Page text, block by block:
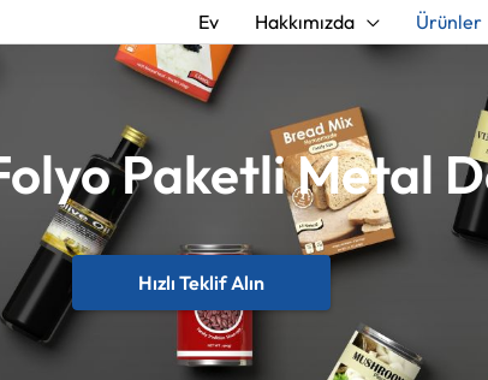
Ev Hakkımızda Ürünler
Paketli Metal
Hızlı Teklif Alın